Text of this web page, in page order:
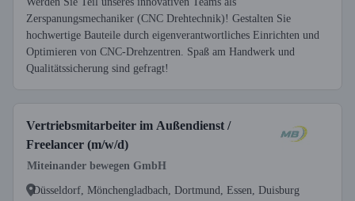
Zerspanungsmechaniker (CNC Drehtechnik)! Gestalten Sie
hochwertige Bauteile durch eigenverantwortliches Einrichten und
Optimieren von CNC-Drehzentren. Spaß am Handwerk und
Qualitätssicherung sind gefragt!
Vertriebsmitarbeiter im Außendienst /
Freelancer (m/w/d)
Miteinander bewegen GmbH
Düsseldorf, Mönchengladbach, Dortmund, Essen, Duisburg